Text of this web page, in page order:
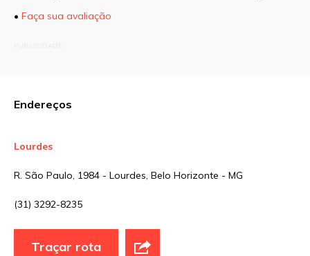
• Faça sua avaliação
Endereços
Lourdes
R. São Paulo, 1984 - Lourdes, Belo Horizonte - MG
(31) 3292-8235
Traçar rota